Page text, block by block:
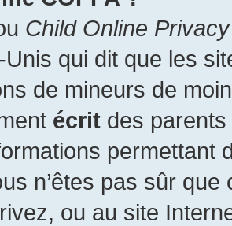
Child Online
qui dit que les
de mineurs de
écrit des parents
permettant
n’êtes pas sûr
ou au site